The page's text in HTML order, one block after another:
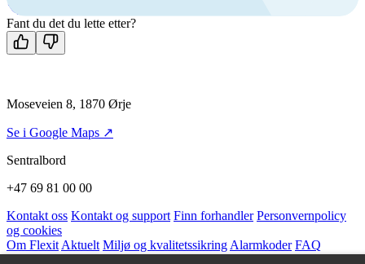
Kontakt oss
Fant du det du lette etter?
Moseveien 8, 1870 Ørje
Se i Google Maps ↗
Sentralbord
+47 69 81 00 00
Kontakt oss Kontakt og support Finn forhandler Personvernpolicy
og cookies
Om Flexit Aktuelt Miljø og kvalitetssikring Alarmkoder FAQ